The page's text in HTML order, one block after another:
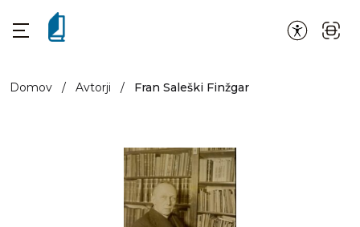
Domov / Avtorji / Fran Saleški Finžgar